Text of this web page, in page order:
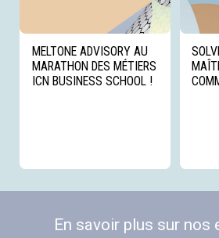
MELTONE ADVISORY AU
MARATHON DES MÉTIERS
ICN BUSINESS SCHOOL !
En savoir plus sur nos